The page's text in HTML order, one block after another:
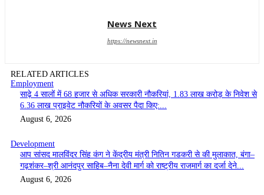
News Next
https://newsnext.in
RELATED ARTICLES
Employment
साढ़े 4 सालों में 68 हजार से अधिक सरकारी नौकरियां, 1.83 लाख करोड़ के निवेश से
6.36 लाख प्राइवेट नौकरियों के अवसर पैदा किए:...
August 6, 2026
Development
आप सांसद मालविंदर सिंह कंग ने केंद्रीय मंत्री नितिन गडकरी से की मुलाकात, बंगा–
गढ़शंकर–श्री आनंदपुर साहिब–नैना देवी मार्ग को राष्ट्रीय राजमार्ग का दर्जा देने...
August 6, 2026